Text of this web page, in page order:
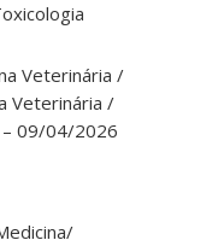
Veterinária /
Veterinária /
– 09/04/2026